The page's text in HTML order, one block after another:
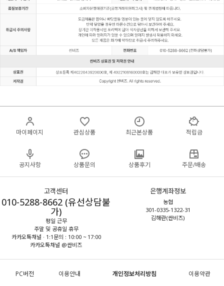
마이페이지 관심상품 최근본상품 적립금
공지사항 상품문의 상품후기 주문/배송
고객센터
010-5288-8662 (유선상담불
가)
평일 근무
주말 및 공휴일 휴무
카카오톡채널 · 1:1문의 : 10:00 ~ 17:00
카카오톡채널 @싼비즈
은행계좌정보
농협
301-0335-1322-31
김해란(싼비즈)
PC버전 이용안내 개인정보처리방침
이용약관